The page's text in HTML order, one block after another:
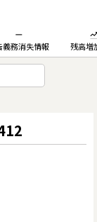
義務消失情報 残高増